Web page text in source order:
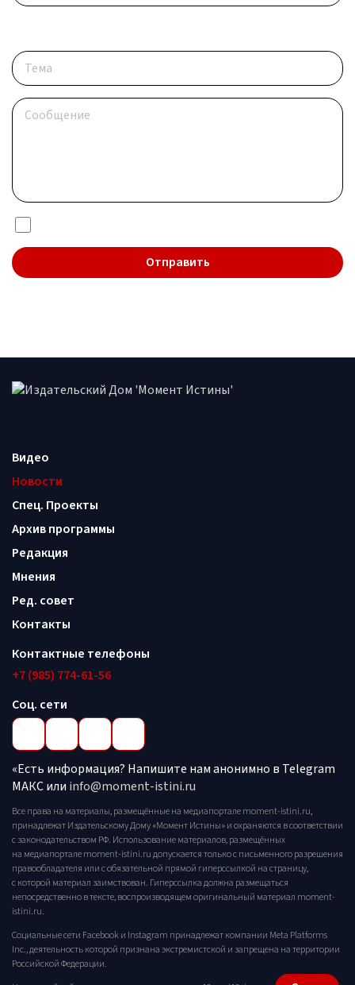
Видео
Новости
Спец. Проекты
Архив программы
Редакция
Мнения
Ред. совет
Контакты
Контактные телефоны
+7 (985) 774-61-56
Соц. сети
«Есть информация? Напишите нам анонимно в Telegram
МАКС или info@moment-istini.ru
Все права на материалы, размещённые на медиапортале moment-istini.ru,
принадлежат Издательскому Дому «Момент Истины» и охраняются в соответствии
с законодательством РФ. Использование материалов, размещённых
на медиапортале moment-istini.ru допускается только с письменного разрешения
правообладателя или с обязательной прямой гиперссылкой на страницу,
с которой материал заимствован. Гиперссылка должна размещаться
непосредственно в тексте, воспроизводящем оригинальный материал moment-
istini.ru.
Социальные сети Facebook и Instagram принадлежат компании Meta Platforms
Inc., деятельность которой признана экстремистской и запрещена на территории
Российской Федерации.